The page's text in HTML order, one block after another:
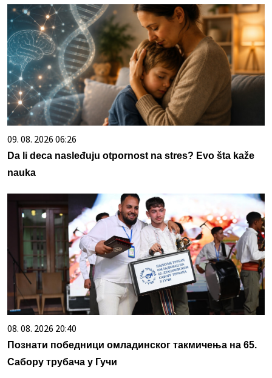
09. 08. 2026 06:26
Da li deca nasleđuju otpornost na stres? Evo šta kaže
nauka
08. 08. 2026 20:40
Познати победници омладинског такмичења на 65.
Сабору трубача у Гучи